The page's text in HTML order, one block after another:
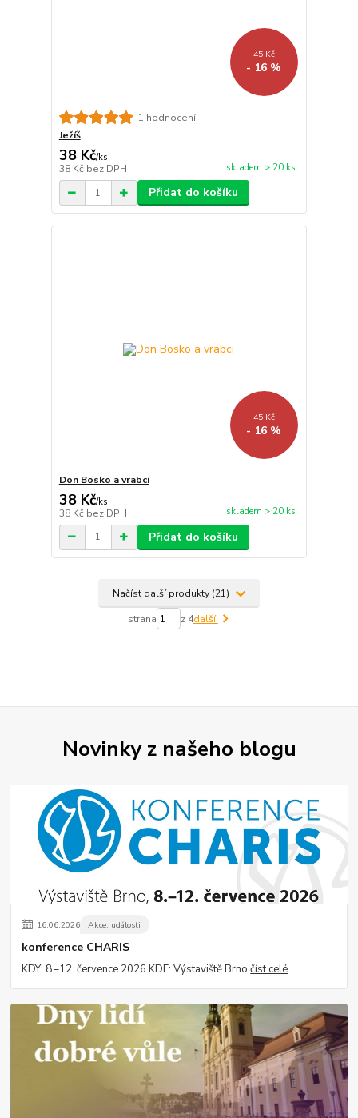
45 Kč
- 16 %
1 hodnocení
Ježíš
38 Kč/ks
38 Kč bez DPH skladem > 20 ks
Přidat do košíku
45 Kč
- 16 %
Don Bosko a vrabci
38 Kč/ks
38 Kč bez DPH skladem > 20 ks
Přidat do košíku
Načíst další produkty (21)
strana z 4další
Novinky z našeho blogu
16.06.2026 Akce, události
konference CHARIS
KDY: 8.–12. července 2026 KDE: Výstaviště Brnočíst celé